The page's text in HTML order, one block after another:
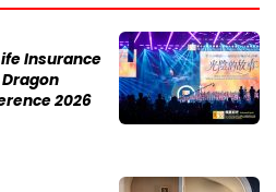
Insurance
2026